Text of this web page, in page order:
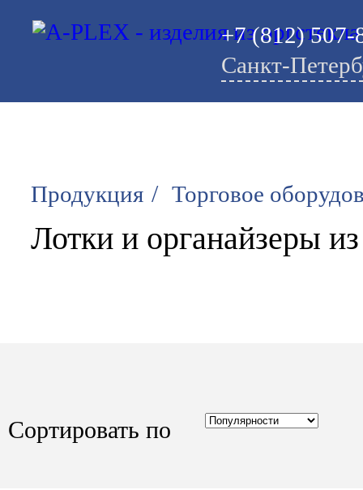
+7 (812) 507-
Санкт-
Продукция / Торговое
Лотки и органайзеры
Сортировать по